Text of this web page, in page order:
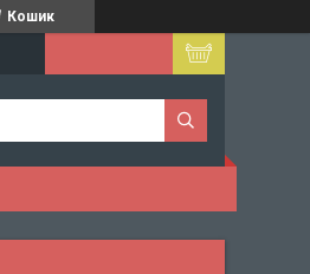
Кошик